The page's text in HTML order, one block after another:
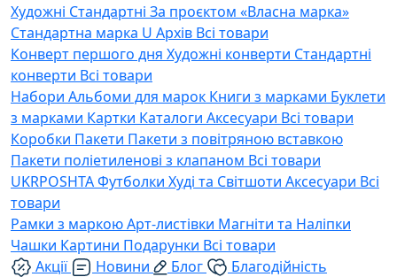
Художні Стандартні За проєктом «Власна марка»
Стандартна марка U Архів Всі товари
Конверт першого дня Художні конверти Стандартні
конверти Всі товари
Набори Альбоми для марок Книги з марками Буклети
з марками Картки Каталоги Аксесуари Всі товари
Коробки Пакети Пакети з повітряною вставкою
Пакети поліетиленові з клапаном Всі товари
UKRPOSHTAФутболки Худі та Світшоти Аксесуари Всі
товари
Рамки з маркоюАрт-листівки Магніти та Наліпки
Чашки Картини Подарунки Всі товари
Акції
Новини Блог
Благодійність